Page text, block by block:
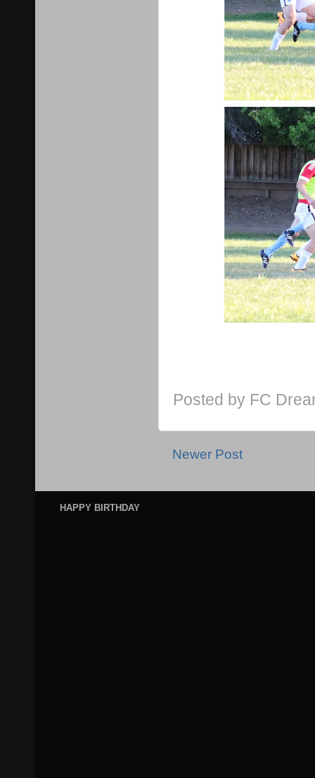
Posted by FC
Newer Post
HAPPY BIRTHDAY